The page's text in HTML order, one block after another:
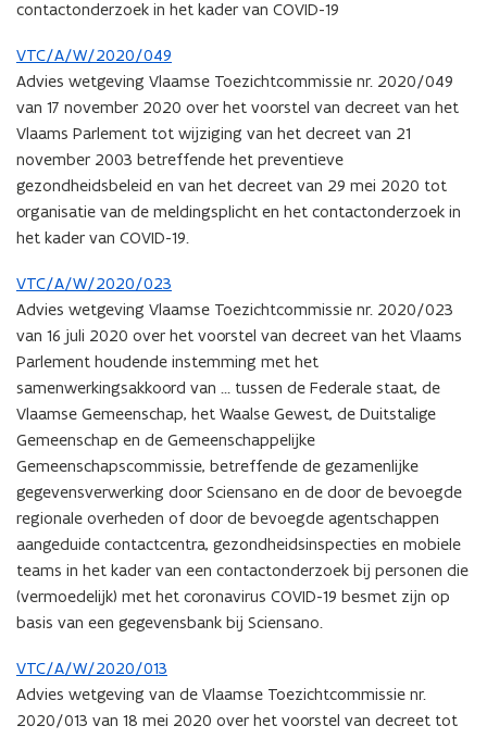
contactonderzoek in het kader van COVID-19
VTC/A/W/2020/049
Advies wetgeving Vlaamse Toezichtcommissie nr. 2020/049
van 17 november 2020 over het voorstel van decreet van het
Vlaams Parlement tot wijziging van het decreet van 21
november 2003 betreffende het preventieve
gezondheidsbeleid en van het decreet van 29 mei 2020 tot
organisatie van de meldingsplicht en het contactonderzoek in
het kader van COVID-19.
VTC/A/W/2020/023
Advies wetgeving Vlaamse Toezichtcommissie nr. 2020/023
van 16 juli 2020 over het voorstel van decreet van het Vlaams
Parlement houdende instemming met het
samenwerkingsakkoord van … tussen de Federale staat, de
Vlaamse Gemeenschap, het Waalse Gewest, de Duitstalige
Gemeenschap en de Gemeenschappelijke
Gemeenschapscommissie, betreffende de gezamenlijke
gegevensverwerking door Sciensano en de door de bevoegde
regionale overheden of door de bevoegde agentschappen
aangeduide contactcentra, gezondheidsinspecties en mobiele
teams in het kader van een contactonderzoek bij personen die
(vermoedelijk) met het coronavirus COVID-19 besmet zijn op
basis van een gegevensbank bij Sciensano.
VTC/A/W/2020/013
Advies wetgeving van de Vlaamse Toezichtcommissie nr.
2020/013 van 18 mei 2020 over het voorstel van decreet tot